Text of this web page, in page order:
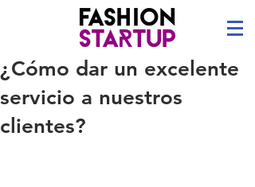
¿Cómo dar un excelente
servicio a nuestros
clientes?